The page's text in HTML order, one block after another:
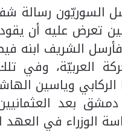
سنة 1915، أرسل
تعرض عليه أن
الشريف ابنه
العربيّة، وفي
الركابي وياسين
الوزراء في